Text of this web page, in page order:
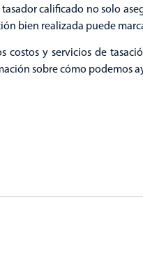
calificado no solo
bien realizada puede
costos y servicios de
sobre cómo podemos